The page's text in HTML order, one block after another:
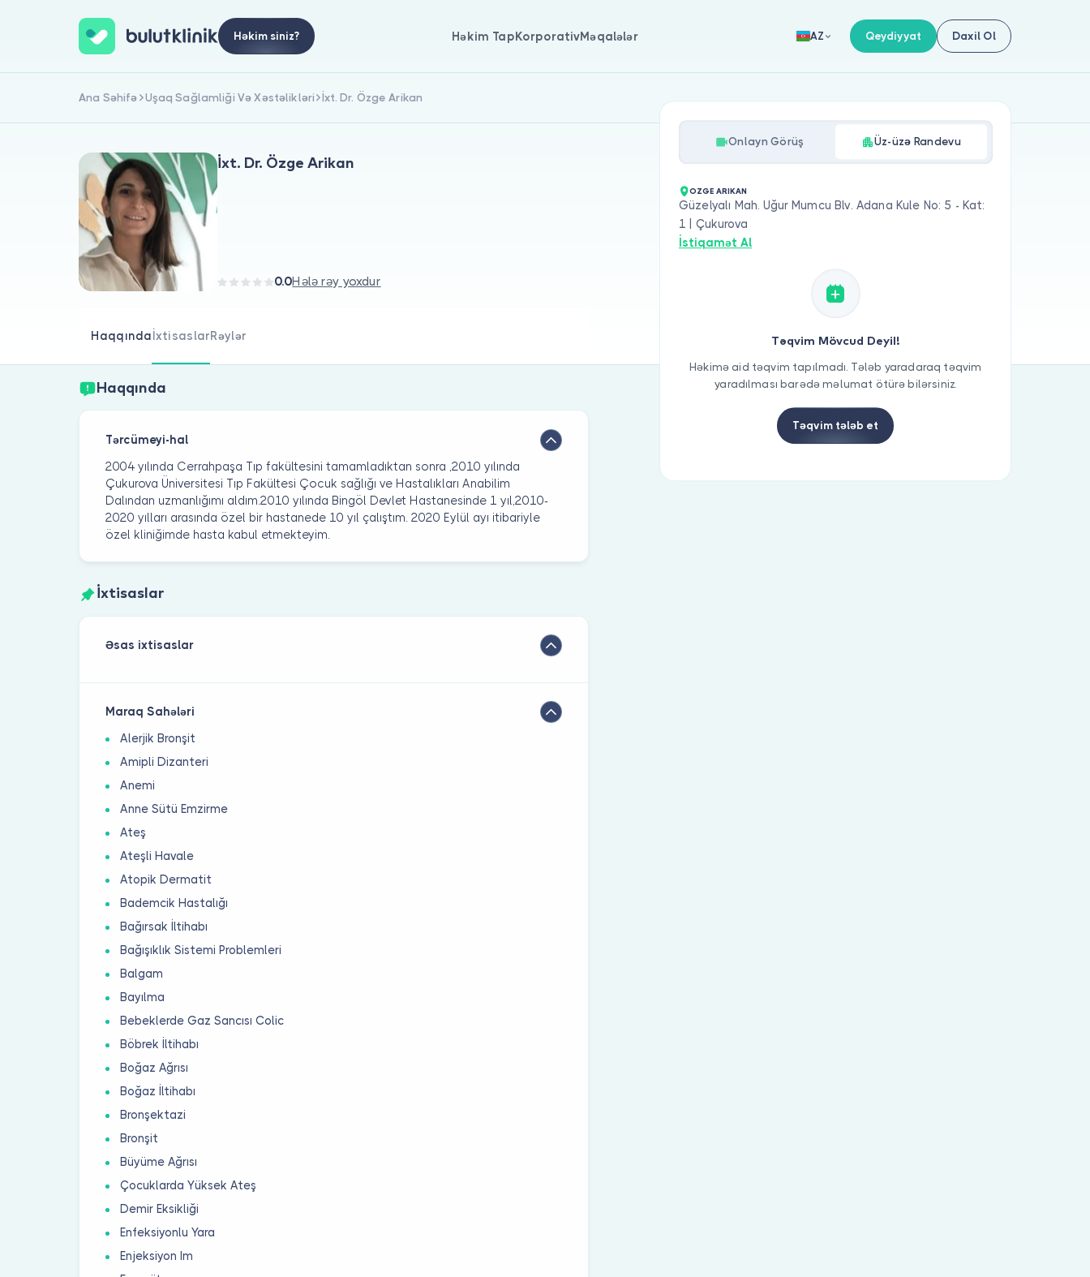
Həkim siniz? Həkim TapKorporativMəqalələr AZ Qeydiyyat Daxil Ol
Ana Səhifə Uşaq Sağlamliği Və Xəstəlikləri İxt. Dr. Özge Arikan
İxt. Dr. Özge Arikan
0.0Hələ rəy yoxdur
Haqqında İxtisaslarRəylər
Haqqında
Tərcümeyi-hal
2004 yılında Cerrahpaşa Tıp fakültesini tamamladıktan sonra ,2010 yılında
Çukurova Üniversitesi Tıp Fakültesi Çocuk sağlığı ve Hastalıkları Anabilim
Dalından uzmanlığımı aldım.2010 yılında Bingöl Devlet Hastanesinde 1 yıl,2010-
2020 yılları arasında özel bir hastanede 10 yıl çalıştım. 2020 Eylül ayı itibariyle
özel kliniğimde hasta kabul etmekteyim.
İxtisaslar
Əsas ixtisaslar
Maraq Sahələri
Alerjik Bronşit
Amipli Dizanteri
Anemi
Anne Sütü Emzirme
Ateş
Ateşli Havale
Atopik Dermatit
Bademcik Hastalığı
Bağırsak İltihabı
Bağışıklık Sistemi Problemleri
Balgam
Bayılma
Bebeklerde Gaz Sancısı Colic
Böbrek İltihabı
Boğaz Ağrısı
Boğaz İltihabı
Bronşektazi
Bronşit
Büyüme Ağrısı
Çocuklarda Yüksek Ateş
Demir Eksikliği
Enfeksiyonlu Yara
Enjeksiyon Im
Onlayn Görüş Üz-üzə Randevu
OZGE ARIKAN
Güzelyalı Mah. Uğur Mumcu Blv. Adana Kule No: 5 - Kat:
1 | Çukurova
İstiqamət Al
Təqvim Mövcud Deyil!
Həkimə aid təqvim tapılmadı. Tələb yaradaraq təqvim
yaradılması barədə məlumat ötürə bilərsiniz.
Təqvim tələb et